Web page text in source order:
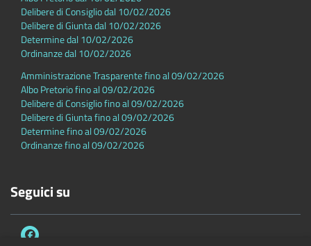
Delibere di Consiglio dal 10/02/2026
Delibere di Giunta dal 10/02/2026
Determine dal 10/02/2026
Ordinanze dal 10/02/2026
Amministrazione Trasparente fino al 09/02/2026
Albo Pretorio fino al 09/02/2026
Delibere di Consiglio fino al 09/02/2026
Delibere di Giunta fino al 09/02/2026
Determine fino al 09/02/2026
Ordinanze fino al 09/02/2026
Seguici su